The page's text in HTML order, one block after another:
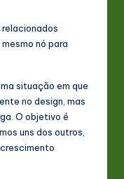
relacionados
nó para
situação em que
no design, mas
O objetivo é
uns dos outros,